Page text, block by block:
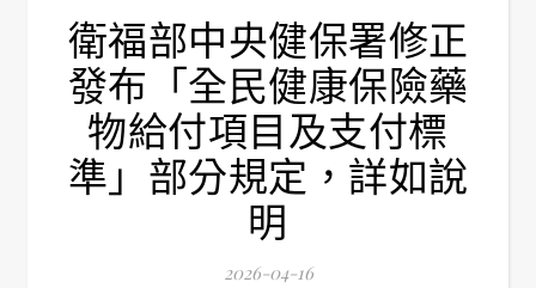
衛福部中央健保署修正
發布「全民健康保險藥
物給付項目及支付標
準」部分規定，詳如說
明
2026-04-16